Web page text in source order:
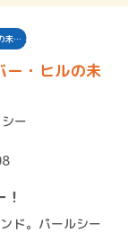
未…
ー・ヒルの未
ー
ド。パールシー